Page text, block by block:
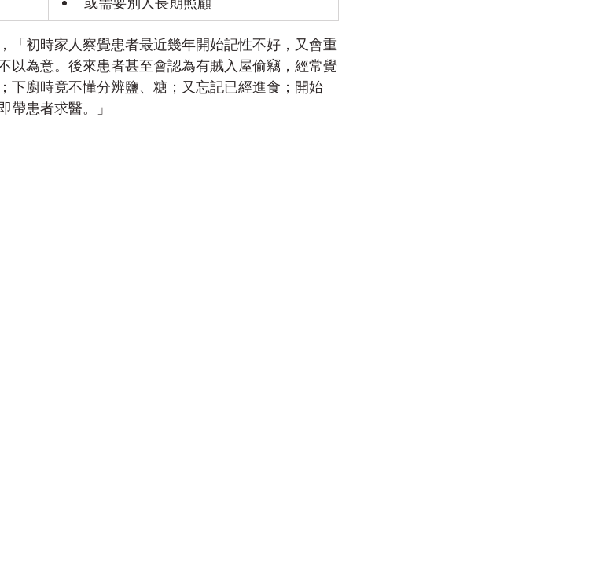
「初時家人察覺患者最近幾年開始記性不好，又會重
以為意。後來患者甚至會認為有賊入屋偷竊，經常覺
下廚時竟不懂分辨鹽、糖；又忘記已經進食；開始
帶患者求醫。」